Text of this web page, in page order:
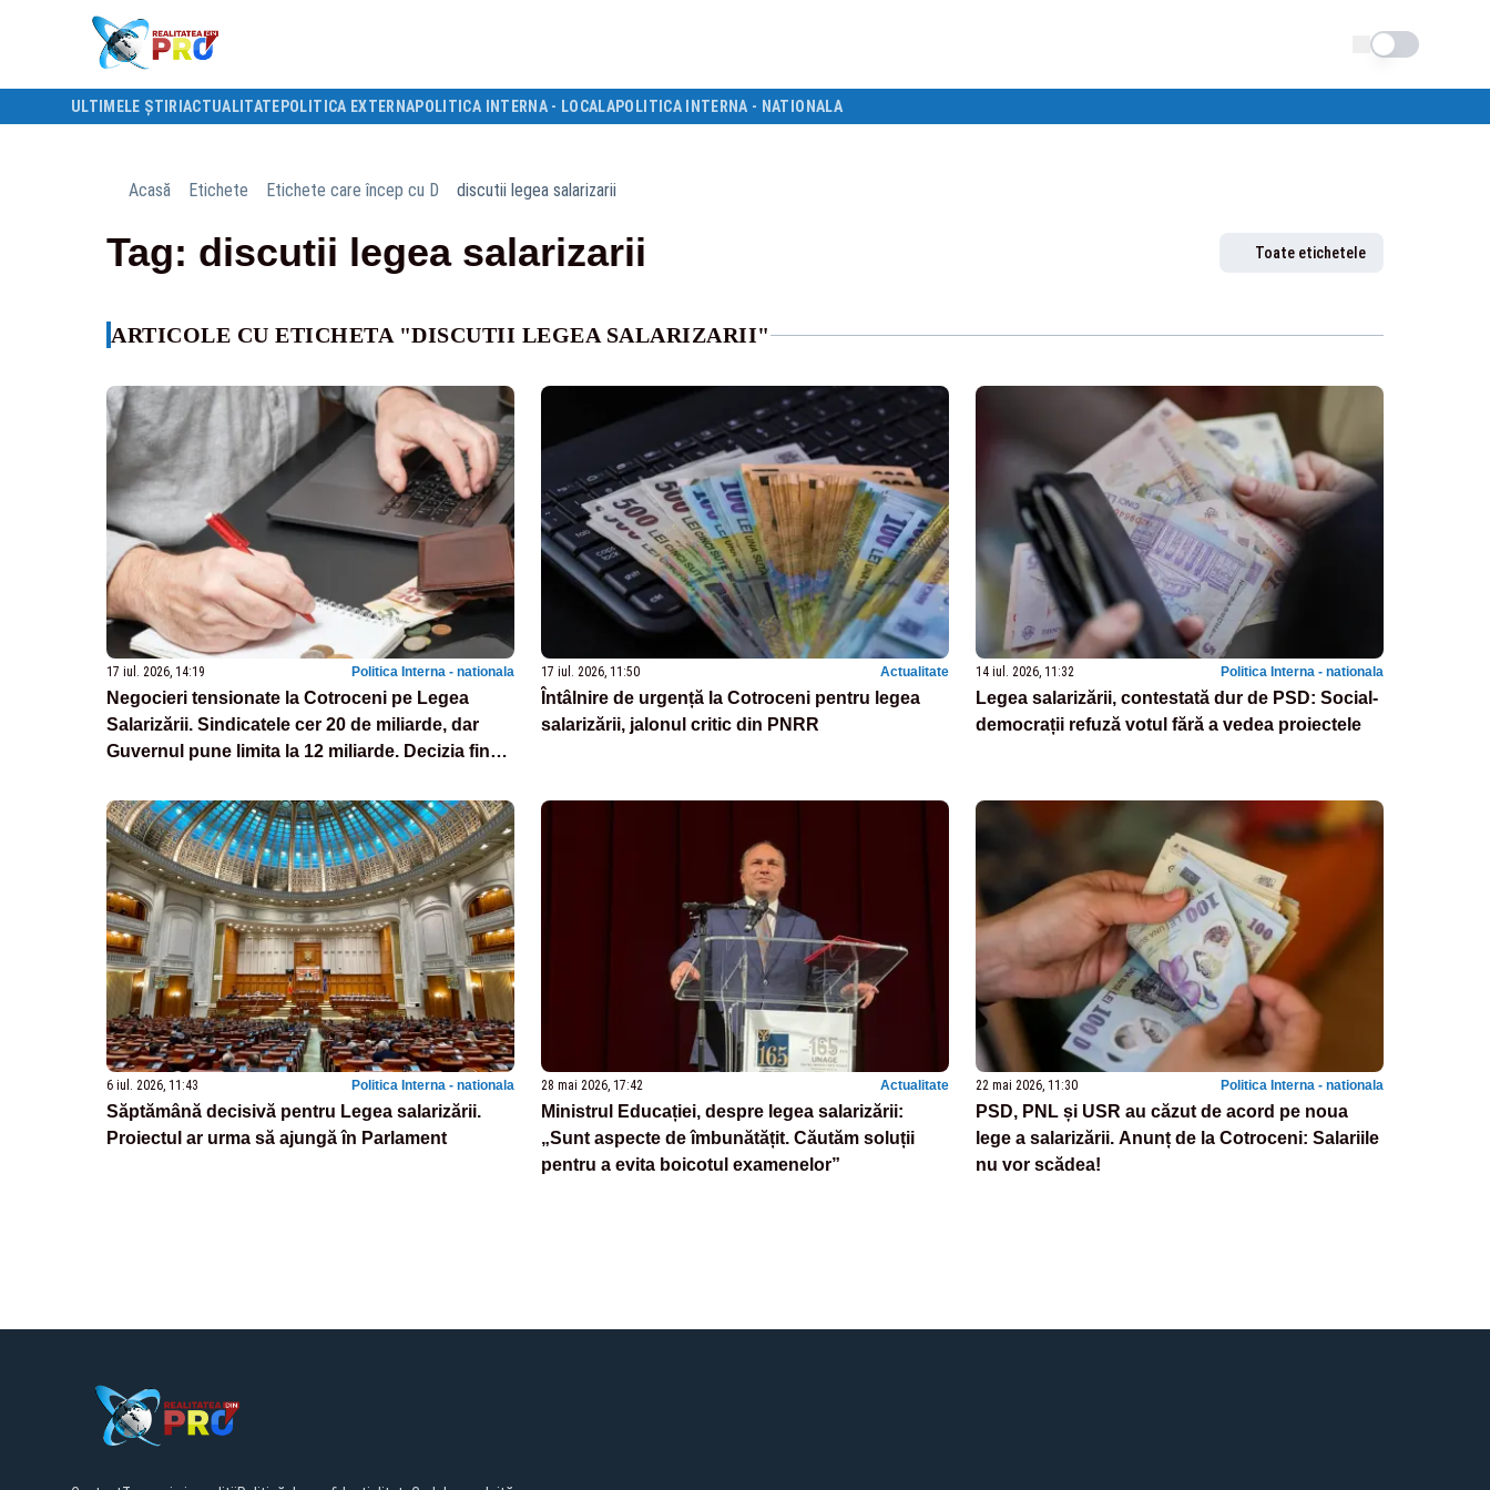
Schimba tema
ULTIMELE ȘTIRI ACTUALITATE POLITICA EXTERNAPOLITICA INTERNA - LOCALAPOLITICA INTERNA - NATIONALA
Acasă Etichete Etichete care încep cu D discutii legea salarizarii
Tag: discutii legea salarizarii Toate etichetele
ARTICOLE CU ETICHETA "DISCUTII LEGEA SALARIZARII"
17 iul. 2026, 14:19 Politica Interna - nationala
Negocieri tensionate la Cotroceni pe Legea
Salarizării. Sindicatele cer 20 de miliarde, dar
Guvernul pune limita la 12 miliarde. Decizia finală
17 iul. 2026, 11:50 Actualitate
Întâlnire de urgență la Cotroceni pentru legea
salarizării, jalonul critic din PNRR
14 iul. 2026, 11:32 Politica Interna - nationala
Legea salarizării, contestată dur de PSD: Social-
democrații refuză votul fără a vedea proiectele
6 iul. 2026, 11:43 Politica Interna - nationala
Săptămână decisivă pentru Legea salarizării.
Proiectul ar urma să ajungă în Parlament
28 mai 2026, 17:42 Actualitate
Ministrul Educației, despre legea salarizării:
„Sunt aspecte de îmbunătățit. Căutăm soluții
pentru a evita boicotul examenelor”
22 mai 2026, 11:30 Politica Interna - nationala
PSD, PNL și USR au căzut de acord pe noua
lege a salarizării. Anunț de la Cotroceni: Salariile
nu vor scădea!